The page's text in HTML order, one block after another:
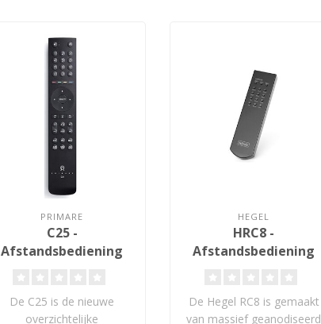
PRIMARE
C25 -
Afstandsbediening
De C25 is de nieuwe
overzichtelijke
HEGEL
HRC8 -
Afstandsbediening
De Hegel RC8 is gemaakt
van massief geanodiseerd